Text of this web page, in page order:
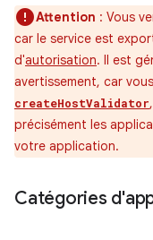
Attention : Vous
car le service est
d'autorisation. Il est
avertissement, car
createHostValidator
précisément les
votre application.
Catégories